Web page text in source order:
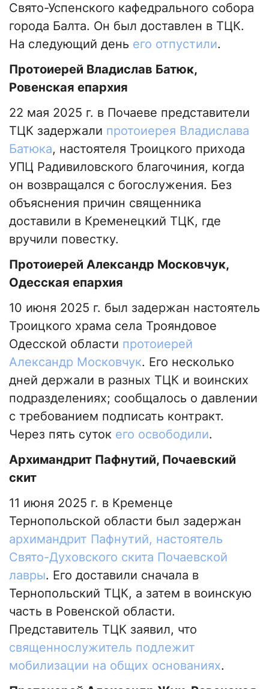
Свято-Успенского кафедрального собора
города Балта. Он был доставлен в ТЦК.
На следующий день его отпустили.
Протоиерей Владислав Батюк,
Ровенская епархия
22 мая 2025 г. в Почаеве представители
ТЦК задержали протоиерея Владислава
Батюка, настоятеля Троицкого прихода
УПЦ Радивиловского благочиния, когда
он возвращался с богослужения. Без
объяснения причин священника
доставили в Кременецкий ТЦК, где
вручили повестку.
Протоиерей Александр Московчук,
Одесская епархия
10 июня 2025 г. был задержан настоятель
Троицкого храма села Трояндовое
Одесской области протоиерей
Александр Московчук. Его несколько
дней держали в разных ТЦК и воинских
подразделениях; сообщалось о давлении
с требованием подписать контракт.
Через пять суток его освободили.
Архимандрит Пафнутий, Почаевский
скит
11 июня 2025 г. в Кременце
Тернопольской области был задержан
архимандрит Пафнутий, настоятель
Свято-Духовского скита Почаевской
лавры. Его доставили сначала в
Тернопольский ТЦК, а затем в воинскую
часть в Ровенской области.
Представитель ТЦК заявил, что
священнослужитель подлежит
мобилизации на общих основаниях.